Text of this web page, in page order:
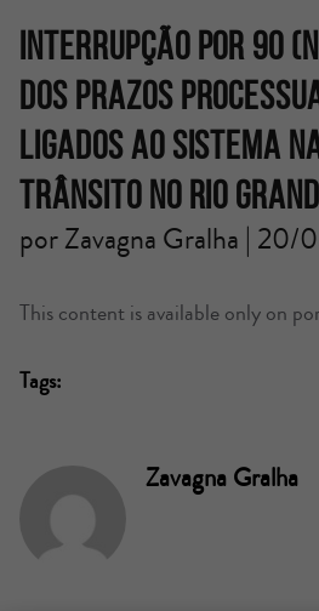
INTERRUPÇÃO POR 90
DOS PRAZOS
LIGADOS AO SISTEMA
TRÂNSITO NO RIO
por Zavagna Gralha |
This content is available only on
Tags:
Zavagna Gralha